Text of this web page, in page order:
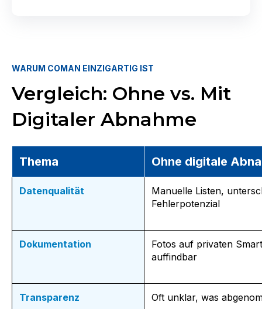
WARUM COMAN EINZIGARTIG IST
Vergleich: Ohne vs. Mit
Digitaler Abnahme
Thema Ohne digitale
Datenqualität
Manuelle Listen,
Fehlerpotenzial
Dokumentation
Fotos auf privaten
auffindbar
Transparenz Oft unklar, was